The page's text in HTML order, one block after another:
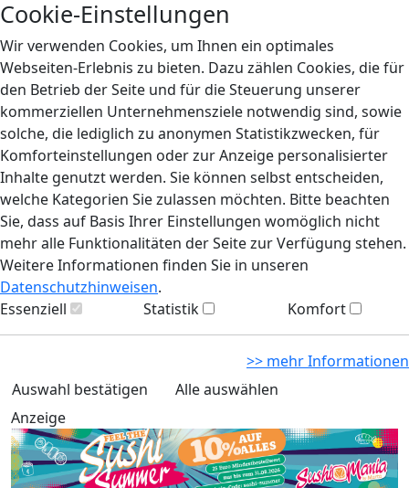
Cookie-Einstellungen
Wir verwenden Cookies, um Ihnen ein optimales
Webseiten-Erlebnis zu bieten. Dazu zählen Cookies, die für
den Betrieb der Seite und für die Steuerung unserer
kommerziellen Unternehmensziele notwendig sind, sowie
solche, die lediglich zu anonymen Statistikzwecken, für
Komforteinstellungen oder zur Anzeige personalisierter
Inhalte genutzt werden. Sie können selbst entscheiden,
welche Kategorien Sie zulassen möchten. Bitte beachten
Sie, dass auf Basis Ihrer Einstellungen womöglich nicht
mehr alle Funktionalitäten der Seite zur Verfügung stehen.
Weitere Informationen finden Sie in unseren
Datenschutzhinweisen.
Essenziell
Statistik Komfort
>> mehr Informationen
Auswahl bestätigen
Alle auswählen
Anzeige